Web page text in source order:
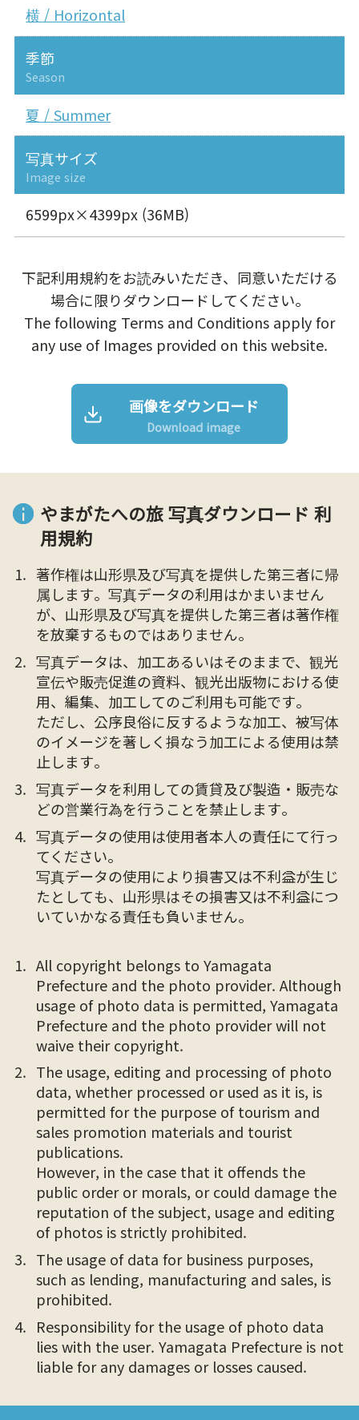
横 / Horizontal
季節
Season
夏 / Summer
写真サイズ
Image size
6599px×4399px (36MB)
下記利用規約をお読みいただき、同意いただける
場合に限りダウンロードしてください。
The following Terms and Conditions apply for
any use of Images provided on this website.
画像をダウンロード
Download image
やまがたへの旅 写真ダウンロード 利
用規約
著作権は山形県及び写真を提供した第三者に帰
属します。写真データの利用はかまいません
が、山形県及び写真を提供した第三者は著作権
を放棄するものではありません。
写真データは、加工あるいはそのままで、観光
宣伝や販売促進の資料、観光出版物における使
用、編集、加工してのご利用も可能です。
ただし、公序良俗に反するような加工、被写体
のイメージを著しく損なう加工による使用は禁
止します。
写真データを利用しての賃貸及び製造・販売な
どの営業行為を行うことを禁止します。
写真データの使用は使用者本人の責任にて行っ
てください。
写真データの使用により損害又は不利益が生じ
たとしても、山形県はその損害又は不利益につ
いていかなる責任も負いません。
All copyright belongs to Yamagata
Prefecture and the photo provider. Although
usage of photo data is permitted, Yamagata
Prefecture and the photo provider will not
waive their copyright.
The usage, editing and processing of photo
data, whether processed or used as it is, is
permitted for the purpose of tourism and
sales promotion materials and tourist
publications.
However, in the case that it offends the
public order or morals, or could damage the
reputation of the subject, usage and editing
of photos is strictly prohibited.
The usage of data for business purposes,
such as lending, manufacturing and sales, is
prohibited.
Responsibility for the usage of photo data
lies with the user. Yamagata Prefecture is not
liable for any damages or losses caused.